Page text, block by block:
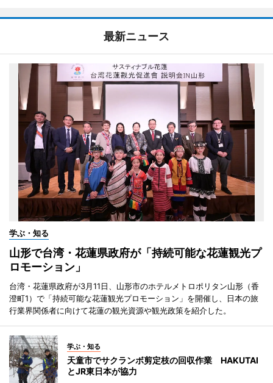
最新ニュース
学ぶ・知る
山形で台湾・花蓮県政府が「持続可能な花蓮観光プ
ロモーション」
台湾・花蓮県政府が3月11日、山形市のホテルメトロポリタン山形（香
澄町1）で「持続可能な花蓮観光プロモーション」を開催し、日本の旅
行業界関係者に向けて花蓮の観光資源や観光政策を紹介した。
学ぶ・知る
天童市でサクランボ剪定枝の回収作業 HAKUTAI
とJR東日本が協力